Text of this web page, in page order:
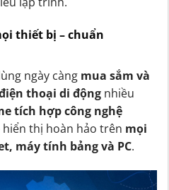
thiết bị – chuẩn
ngày càng mua sắm và
thoại di động nhiều
tích hợp công nghệ
hiển thị hoàn hảo trên mọi
máy tính bảng và PC.